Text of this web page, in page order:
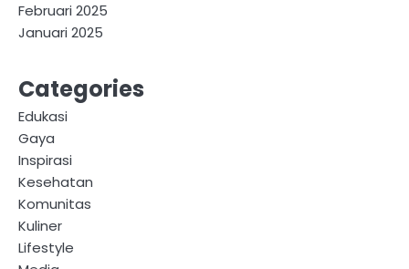
Februari 2025
Januari 2025
Categories
Edukasi
Gaya
Inspirasi
Kesehatan
Komunitas
Kuliner
Lifestyle